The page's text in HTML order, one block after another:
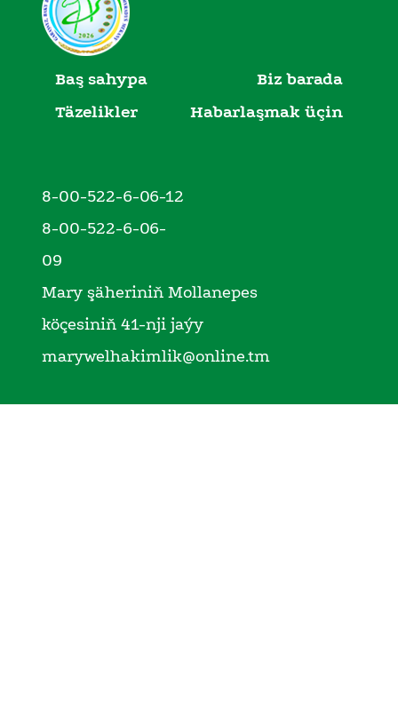
Baş sahypa
Biz barada
Täzelikler
Habarlaşmak üçin
8-00-522-6-06-12
8-00-522-6-06-
09
Mary şäheriniň Mollanepes
köçesiniň 41-nji jaýy
marywelhakimlik@online.tm